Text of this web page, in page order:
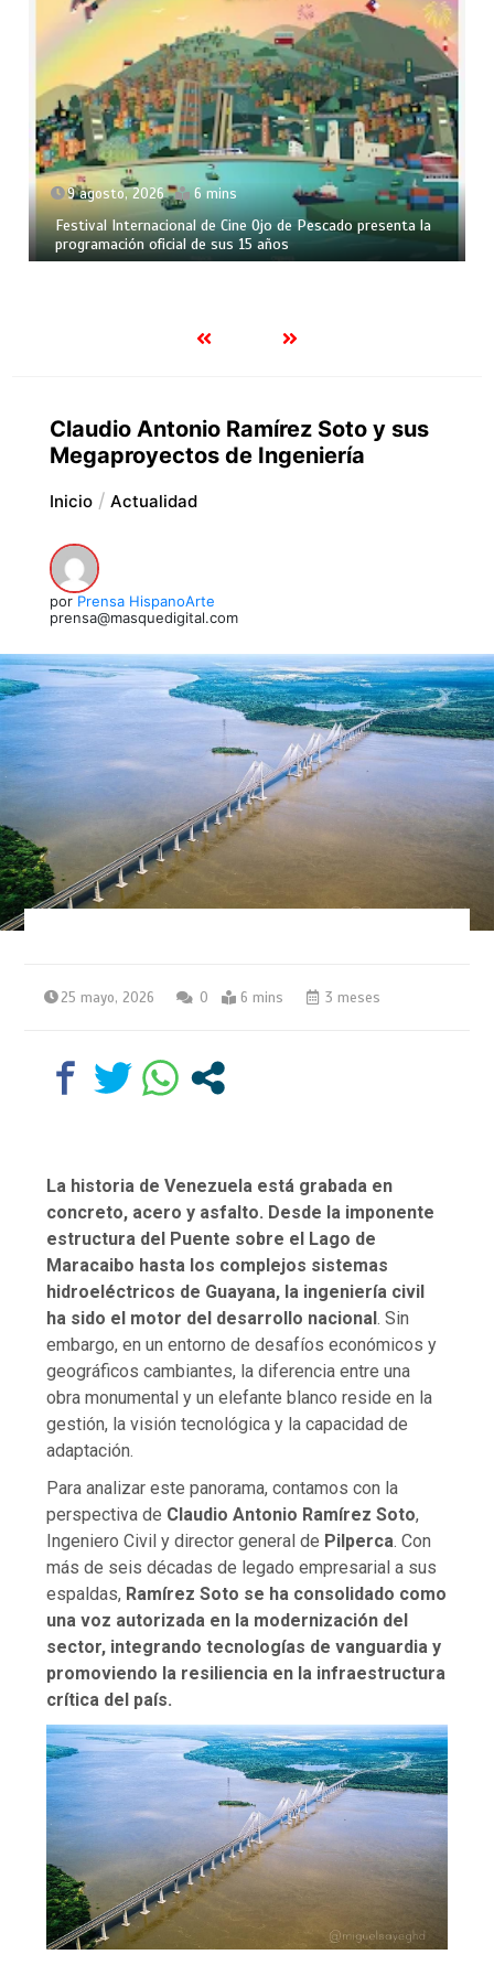
9 agosto, 2026 6 mins
Festival Internacional de Cine Ojo de Pescado presenta la
programación oficial de sus 15 años
Claudio Antonio Ramírez Soto y sus
Megaproyectos de Ingeniería
Inicio Actualidad
por Prensa HispanoArte
prensa@masquedigital.com
25 mayo, 2026 0 6 mins 3 meses
La historia de Venezuela está grabada en
concreto, acero y asfalto. Desde la imponente
estructura del Puente sobre el Lago de
Maracaibo hasta los complejos sistemas
hidroeléctricos de Guayana, la ingeniería civil
ha sido el motor del desarrollo nacional. Sin
embargo, en un entorno de desafíos económicos y
geográficos cambiantes, la diferencia entre una
obra monumental y un elefante blanco reside en la
gestión, la visión tecnológica y la capacidad de
adaptación.
Para analizar este panorama, contamos con la
perspectiva de Claudio Antonio Ramírez Soto,
Ingeniero Civil y director general de Pilperca. Con
más de seis décadas de legado empresarial a sus
espaldas, Ramírez Soto se ha consolidado como
una voz autorizada en la modernización del
sector, integrando tecnologías de vanguardia y
promoviendo la resiliencia en la infraestructura
crítica del país.